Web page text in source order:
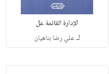
الإدارة القائمة عل
لـعلي رضا بناهيان